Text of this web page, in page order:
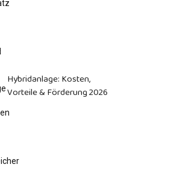
Hybridanlage: Kosten,
Vorteile & Förderung 2026